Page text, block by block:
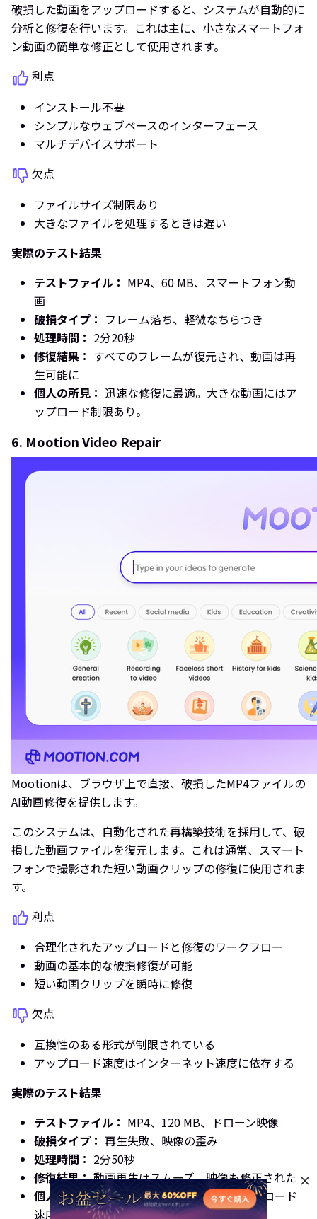
破損した動画をアップロードすると、システムが自動的に
分析と修復を行います。これは主に、小さなスマートフォ
ン動画の簡単な修正として使用されます。
利点
インストール不要
シンプルなウェブベースのインターフェース
マルチデバイスサポート
欠点
ファイルサイズ制限あり
大きなファイルを処理するときは遅い
実際のテスト結果
テストファイル： MP4、60 MB、スマートフォン動
画
破損タイプ： フレーム落ち、軽微なちらつき
処理時間： 2分20秒
修復結果： すべてのフレームが復元され、動画は再
生可能に
個人の所見： 迅速な修復に最適。大きな動画にはア
ップロード制限あり。
6. Mootion Video Repair
Mootionは、ブラウザ上で直接、破損したMP4ファイルの
AI動画修復を提供します。
このシステムは、自動化された再構築技術を採用して、破
損した動画ファイルを復元します。これは通常、スマート
フォンで撮影された短い動画クリップの修復に使用されま
す。
利点
合理化されたアップロードと修復のワークフロー
動画の基本的な破損修復が可能
短い動画クリップを瞬時に修復
欠点
互換性のある形式が制限されている
アップロード速度はインターネット速度に依存する
実際のテスト結果
テストファイル： MP4、120 MB、ドローン映像
破損タイプ： 再生失敗、映像の歪み
処理時間： 2分50秒
修復結果：動画再生はスムーズ、映像も修正された
個人の所見：短いクリップには良い。アップロード
速度はインターネットに依存する。